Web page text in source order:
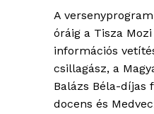
A
óráig a Tisza
információs
csillagász, a
Balázs Béla-
docens és